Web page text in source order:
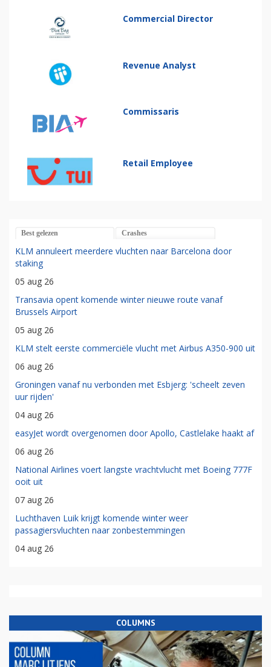
Commercial Director
Revenue Analyst
Commissaris
Retail Employee
Best gelezen Crashes
KLM annuleert meerdere vluchten naar Barcelona door
staking
05 aug 26
Transavia opent komende winter nieuwe route vanaf
Brussels Airport
05 aug 26
KLM stelt eerste commerciële vlucht met Airbus A350-900 uit
06 aug 26
Groningen vanaf nu verbonden met Esbjerg: 'scheelt zeven
uur rijden'
04 aug 26
easyJet wordt overgenomen door Apollo, Castlelake haakt af
06 aug 26
National Airlines voert langste vrachtvlucht met Boeing 777F
ooit uit
07 aug 26
Luchthaven Luik krijgt komende winter weer
passagiersvluchten naar zonbestemmingen
04 aug 26
COLUMNS